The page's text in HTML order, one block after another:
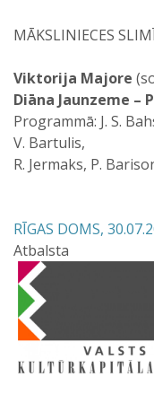
MĀKSLINIECES
Viktorija Majore
Diāna Jaunzeme –
Programmā: J. S.
V. Bartulis,
R. Jermaks, P.
RĪGAS DOMS,
Atbalsta